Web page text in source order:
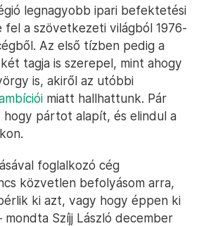
legnagyobb ipari befektetési
a szövetkezeti világból 1976-
Az első tízben pedig a
tagja is szerepel, mint ahogy
is, akiről az utóbbi
miatt hallhattunk. Pár
pártot alapít, és elindul a
foglalkozó cég
közvetlen befolyásom arra,
ki azt, vagy hogy éppen ki
mondta Szíjj László december